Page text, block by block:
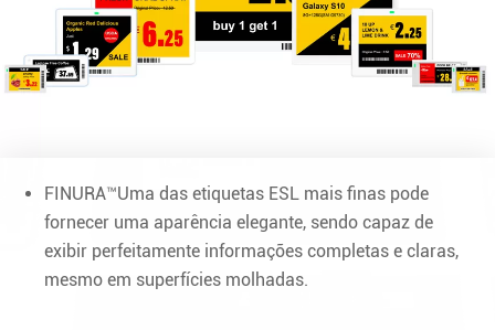
FINURA™Uma das etiquetas ESL mais finas pode
fornecer uma aparência elegante, sendo capaz de
exibir perfeitamente informações completas e claras,
mesmo em superfícies molhadas.